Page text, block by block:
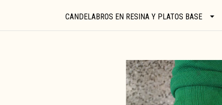
CANDELABROS EN RESINA Y PLATOS BASE